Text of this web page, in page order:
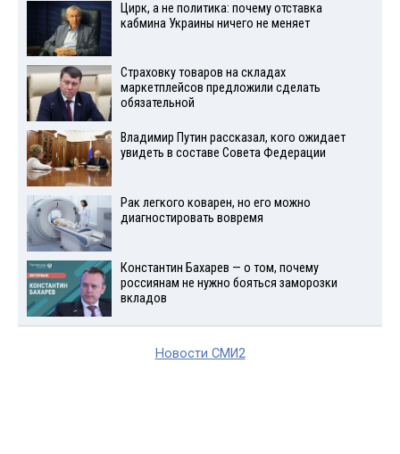
Цирк, а не политика: почему отставка
кабмина Украины ничего не меняет
Страховку товаров на складах
маркетплейсов предложили сделать
обязательной
Владимир Путин рассказал, кого ожидает
увидеть в составе Совета Федерации
Рак легкого коварен, но его можно
диагностировать вовремя
Константин Бахарев — о том, почему
россиянам не нужно бояться заморозки
вкладов
Новости СМИ2